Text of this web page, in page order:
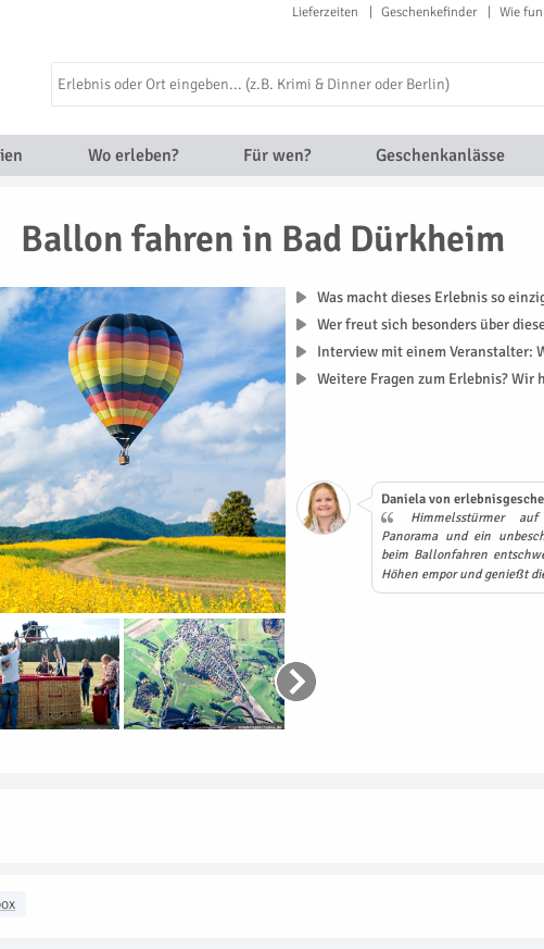
Lieferzeiten Geschenkefinder Wie
Wo erleben? Für wen? Geschenkanlässe
Ballon fahren in Bad Dürkheim
Was macht dieses Erlebnis so
Wer freut sich besonders über
Interview mit einem Veranstalter:
Weitere Fragen zum Erlebnis? Wir
Daniela von
Himmelsstürmer
Panorama und ein
beim Ballonfahren
Höhen empor und genießt